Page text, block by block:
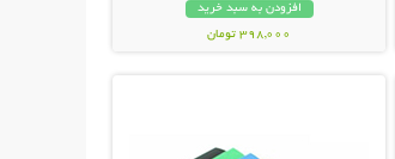
افزودن به سبد خرید
398,000 تومان